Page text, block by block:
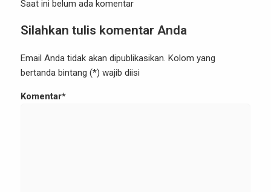
Saat ini belum ada komentar
Silahkan tulis komentar Anda
Email Anda tidak akan dipublikasikan. Kolom yang
bertanda bintang (*) wajib diisi
Komentar*